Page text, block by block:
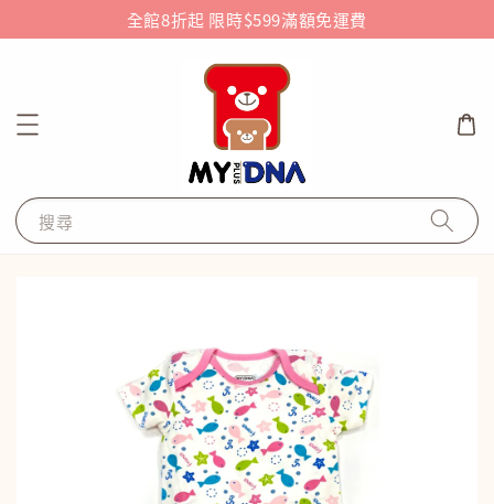
全館8折起 限時$599滿額免運費
搜尋